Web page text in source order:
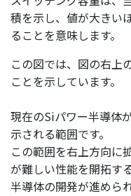
積を示し、値が大きい
ることを意味します。
この図では、図の右上
ことを示しています。
現在のSiパワー半導体
示される範囲です。
この範囲を右上方向に
が難しい性能を開拓す
半導体の開発が進めら